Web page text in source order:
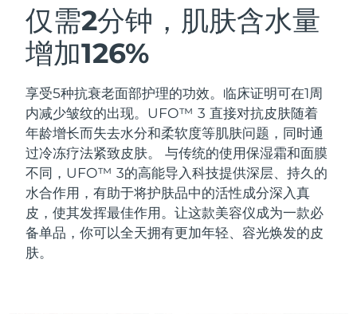
仅需2分钟，肌肤含水量
增加126%
享受5种抗衰老面部护理的功效。临床证明可在1周
内减少皱纹的出现。UFO™ 3 直接对抗皮肤随着
年龄增长而失去水分和柔软度等肌肤问题，同时通
过冷冻疗法紧致皮肤。
与传统的使用保湿霜和面膜
不同，UFO™ 3的高能导入科技提供深层、持久的
水合作用，有助于将护肤品中的活性成分深入真
皮，使其发挥最佳作用。让这款美容仪成为一款必
备单品，你可以全天拥有更加年轻、容光焕发的皮
肤。
LUNA™ 4 套装
Anti-aging massage
LUNA™ 4 Plus
Massage, LED heating
BEAR™ 2 套装
Microcurrent toning
BEAR™ 2 go
Microcurrent toning on-the-go
补水保湿
UFO™ 3 套装
Deep facial hydration
口腔护理
issa™ 4
Hybrid silicone sonic toothbrush
FAQ™ 抗老护理
奥地利 预计送达日期 8/9/26
巴林
比利时 预计送达日期8/9/26
百慕大 预计送达日期8/15/26
波斯尼亚和黑塞哥维那 预计送达日期8/12/26
文莱 预计送达日期8/14/26
保加利亚 预计送达日期8/9/26